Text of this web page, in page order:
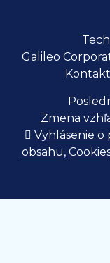
Galileo
Zmena
Vyhlásenie
obsahu,